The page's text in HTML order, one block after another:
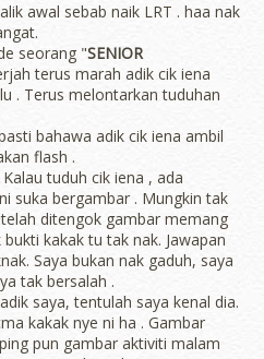
awal sebab naik LRT . haa nak
seorang "SENIOR
terus marah adik cik iena
. Terus melontarkan tuduhan
bahawa adik cik iena ambil
flash .
tuduh cik iena , ada
suka bergambar . Mungkin tak
ditengok gambar memang
kakak tu tak nak. Jawapan
Saya bukan nak gaduh, saya
tak bersalah .
saya, tentulah saya kenal dia.
kakak nye ni ha . Gambar
pun gambar aktiviti malam